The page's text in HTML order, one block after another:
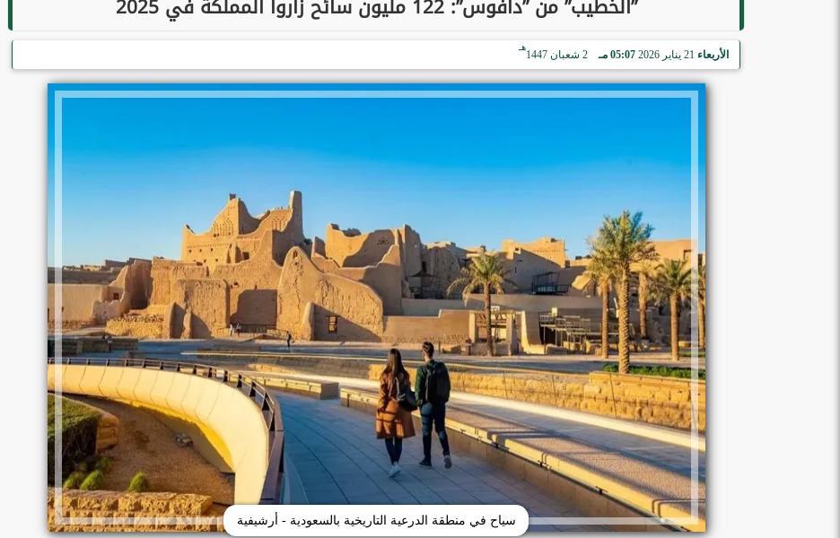
”الخطيب” من ”دافوس”: 122 مليون سائح زاروا المملكة في 2025
الأربعاء 21 يناير 2026 05:07 مـ 2 شعبان 1447
هـ
سياح في منطقة الدرعية التاريخية بالسعودية - أرشيفية